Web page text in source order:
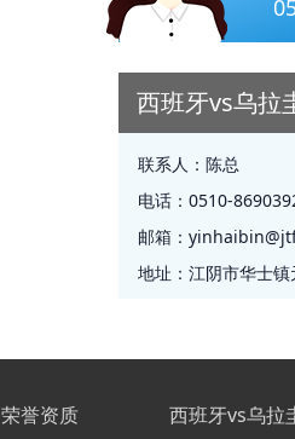
西班牙vs乌拉
联系人： 陈总
电话： 0510-
邮箱：
地址： 江阴市华士
荣誉资质 西班牙vs乌拉